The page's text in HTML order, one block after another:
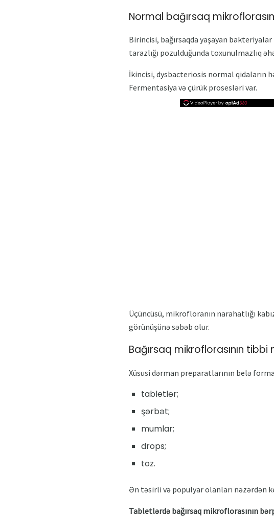
Normal bağırsaq
Birincisi, bağırsaqda yaşayan
tarazlığı pozulduğunda toxunulmazlıq
İkincisi, dysbacteriosis normal qidaların
Fermentasiya və çürük prosesləri var.
Üçüncüsü, mikrofloranın narahatlığı
görünüşünə səbəb olur.
Bağırsaq mikroflorasının tibbi
Xüsusi dərman preparatlarının belə
tabletlər;
şərbət;
mumlar;
drops;
toz.
Ən təsirli və populyar olanları nəzərdən
Tabletlərdə bağırsaq mikroflorasının